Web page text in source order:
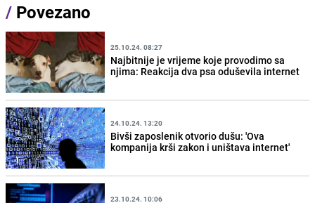
/ Povezano
25.10.24. 08:27
Najbitnije je vrijeme koje provodimo sa
njima: Reakcija dva psa oduševila internet
24.10.24. 13:20
Bivši zaposlenik otvorio dušu: 'Ova
kompanija krši zakon i uništava internet'
23.10.24. 10:06